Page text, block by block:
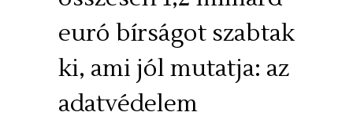
euró bírságot szabtak
ki, ami jól mutatja: az
adatvédelem